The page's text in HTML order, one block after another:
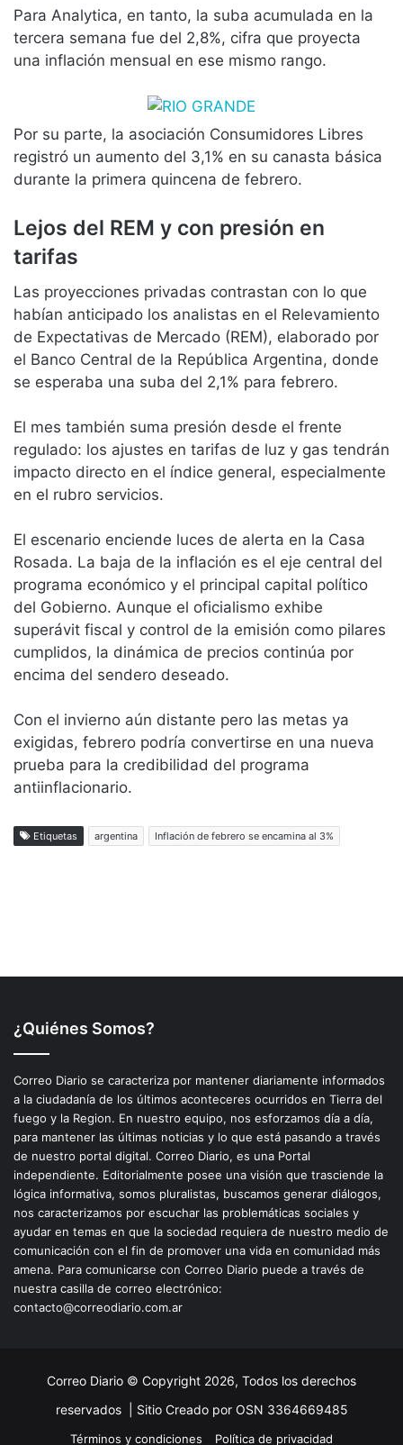
¿Quiénes Somos?
Correo Diario se caracteriza por mantener diariamente informados
a la ciudadanía de los últimos aconteceres ocurridos en Tierra del
fuego y la Region. En nuestro equipo, nos esforzamos día a día,
para mantener las últimas noticias y lo que está pasando a través
de nuestro portal digital. Correo Diario, es una Portal
independiente. Editorialmente posee una visión que trasciende la
lógica informativa, somos pluralistas, buscamos generar diálogos,
nos caracterizamos por escuchar las problemáticas sociales y
ayudar en temas en que la sociedad requiera de nuestro medio de
comunicación con el fin de promover una vida en comunidad más
amena. Para comunicarse con Correo Diario puede a través de
nuestra casilla de correo electrónico:
contacto@correodiario.com.ar
Correo Diario © Copyright 2026, Todos los derechos
reservados | Sitio Creado por OSN 3364669485
Términos y condiciones Política de privacidad